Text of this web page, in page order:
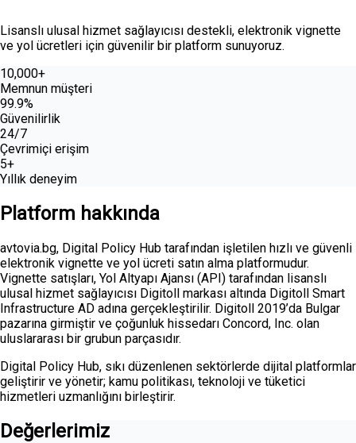
Lisanslı ulusal hizmet sağlayıcısı destekli, elektronik vignette
ve yol ücretleri için güvenilir bir platform sunuyoruz.
10,000+
Memnun müşteri
99.9%
Güvenilirlik
24/7
Çevrimiçi erişim
5+
Yıllık deneyim
Platform hakkında
avtovia.bg, Digital Policy Hub tarafından işletilen hızlı ve güvenli
elektronik vignette ve yol ücreti satın alma platformudur.
Vignette satışları, Yol Altyapı Ajansı (API) tarafından lisanslı
ulusal hizmet sağlayıcısı Digitoll markası altında Digitoll Smart
Infrastructure AD adına gerçekleştirilir. Digitoll 2019’da Bulgar
pazarına girmiştir ve çoğunluk hissedarı Concord, Inc. olan
uluslararası bir grubun parçasıdır.
Digital Policy Hub, sıkı düzenlenen sektörlerde dijital platformlar
geliştirir ve yönetir; kamu politikası, teknoloji ve tüketici
hizmetleri uzmanlığını birleştirir.
Değerlerimiz